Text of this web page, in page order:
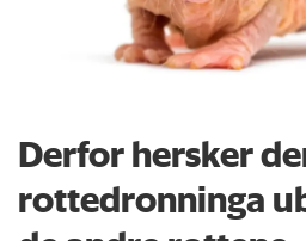
Derfor hersker
rottedronninga